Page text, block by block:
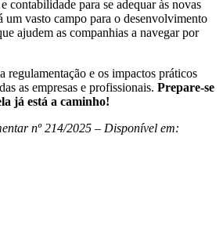
contabilidade para se adequar às novas
um vasto campo para o desenvolvimento
ajudem as companhias a navegar por
regulamentação e os impactos práticos
as empresas e profissionais. Prepare-se
já está a caminho!
nº 214/2025 – Disponível em: